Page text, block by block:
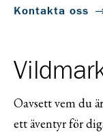
Kontakta oss
Oavsett vem du
ett äventyr för